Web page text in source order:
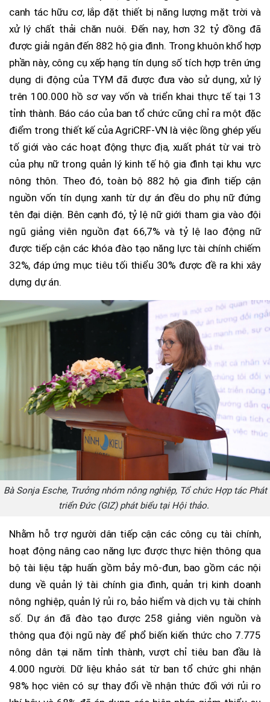
canh tác hữu cơ, lắp đặt thiết bị năng lượng mặt trời và
xử lý chất thải chăn nuôi. Đến nay, hơn 32 tỷ đồng đã
được giải ngân đến 882 hộ gia đình. Trong khuôn khổ hợp
phần này, công cụ xếp hạng tín dụng số tích hợp trên ứng
dụng di động của TYM đã được đưa vào sử dụng, xử lý
trên 100.000 hồ sơ vay vốn và triển khai thực tế tại 13
tỉnh thành. Báo cáo của ban tổ chức cũng chỉ ra một đặc
điểm trong thiết kế của AgriCRF-VN là việc lồng ghép yếu
tố giới vào các hoạt động thực địa, xuất phát từ vai trò
của phụ nữ trong quản lý kinh tế hộ gia đình tại khu vực
nông thôn. Theo đó, toàn bộ 882 hộ gia đình tiếp cận
nguồn vốn tín dụng xanh từ dự án đều do phụ nữ đứng
tên đại diện. Bên cạnh đó, tỷ lệ nữ giới tham gia vào đội
ngũ giảng viên nguồn đạt 66,7% và tỷ lệ lao động nữ
được tiếp cận các khóa đào tạo năng lực tài chính chiếm
32%, đáp ứng mục tiêu tối thiểu 30% được đề ra khi xây
dựng dự án.
Bà Sonja Esche, Trưởng nhóm nông nghiệp, Tổ chức Hợp tác Phát
triển Đức (GIZ) phát biểu tại Hội thảo.
Nhằm hỗ trợ người dân tiếp cận các công cụ tài chính,
hoạt động nâng cao năng lực được thực hiện thông qua
bộ tài liệu tập huấn gồm bảy mô-đun, bao gồm các nội
dung về quản lý tài chính gia đình, quản trị kinh doanh
nông nghiệp, quản lý rủi ro, bảo hiểm và dịch vụ tài chính
số. Dự án đã đào tạo được 258 giảng viên nguồn và
thông qua đội ngũ này để phổ biến kiến thức cho 7.775
nông dân tại năm tỉnh thành, vượt chỉ tiêu ban đầu là
4.000 người. Dữ liệu khảo sát từ ban tổ chức ghi nhận
98% học viên có sự thay đổi về nhận thức đối với rủi ro